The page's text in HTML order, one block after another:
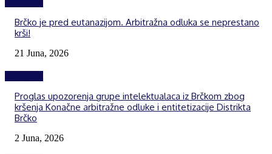
Brčko je pred eutanazijom. Arbitražna odluka se neprestano
krši!
21 Juna, 2026
Proglas upozorenja grupe intelektualaca iz Brčkom zbog
kršenja Konačne arbitražne odluke i entitetizacije Distrikta
Brčko
2 Juna, 2026